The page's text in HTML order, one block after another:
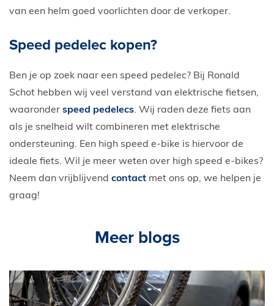
van een helm goed voorlichten door de verkoper.
Speed pedelec kopen?
Ben je op zoek naar een speed pedelec? Bij Ronald
Schot hebben wij veel verstand van elektrische fietsen,
waaronder speed pedelecs. Wij raden deze fiets aan
als je snelheid wilt combineren met elektrische
ondersteuning. Een high speed e-bike is hiervoor de
ideale fiets. Wil je meer weten over high speed e-bikes?
Neem dan vrijblijvend contact met ons op, we helpen je
graag!
Meer blogs